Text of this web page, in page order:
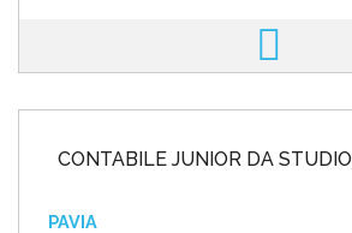
CONTABILE JUNIOR DA STUDIO
PAVIA